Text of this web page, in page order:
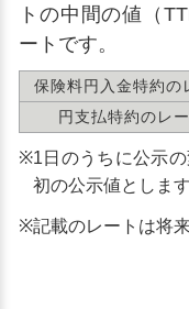
トの中間の値（
ートです。
保険料円入金特約の
円支払特約のレ
※1日のうちに公示
初の公示値とします
※記載のレートは将